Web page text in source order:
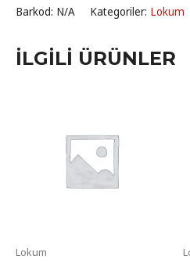
Barkod: N/A Kategoriler: Lokum
İLGILI ÜRÜNLER
Lokum